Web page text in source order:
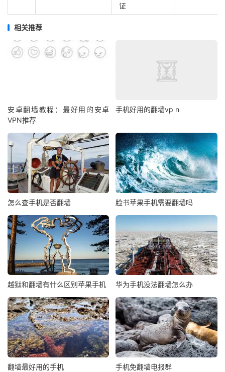
证
相关推荐
安卓翻墙教程：最好用的安卓
VPN推荐
手机好用的翻墙vp n
怎么查手机是否翻墙 脸书苹果手机需要翻墙吗
越狱和翻墙有什么区别苹果手机 华为手机没法翻墙怎么办
翻墙最好用的手机 手机免翻墙电报群